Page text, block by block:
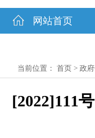
网站首页
当前位置： 首页 > 政
[2022]111